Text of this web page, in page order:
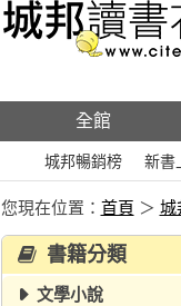
全館
城邦暢銷榜 新書
您現在位置： 首頁 ＞ 城
書籍分類
文學小說